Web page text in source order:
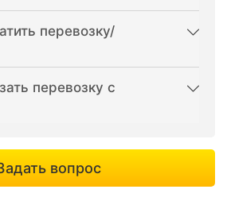
перевозку/
перевозку с
вопрос